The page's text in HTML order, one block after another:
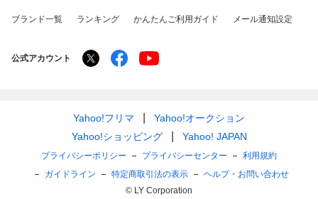
ブランド一覧 ランキング かんたんご利用ガイド メール通知設定
公式アカウント
Yahoo!フリマ
Yahoo!オークション
Yahoo!ショッピング
Yahoo! JAPAN
プライバシーポリシー プライバシーセンター
利用規約
ガイドライン
特定商取引法の表示
ヘルプ・お問い合わせ
© LY Corporation